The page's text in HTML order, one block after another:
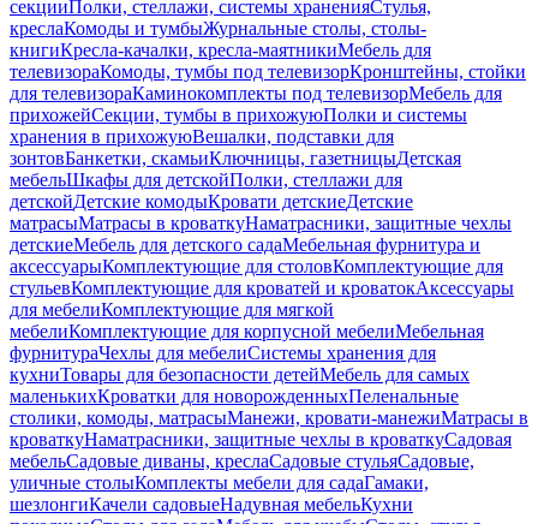
секцииПолки, стеллажи, системы храненияСтулья,
креслаКомоды и тумбыЖурнальные столы, столы-
книгиКресла-качалки, кресла-маятникиМебель для
телевизораКомоды, тумбы под телевизорКронштейны, стойки
для телевизораКаминокомплекты под телевизорМебель для
прихожейСекции, тумбы в прихожуюПолки и системы
хранения в прихожуюВешалки, подставки для
зонтовБанкетки, скамьиКлючницы, газетницыДетская
мебельШкафы для детскойПолки, стеллажи для
детскойДетские комодыКровати детскиеДетские
матрасыМатрасы в кроваткуНаматрасники, защитные чехлы
детскиеМебель для детского садаМебельная фурнитура и
аксессуарыКомплектующие для столовКомплектующие для
стульевКомплектующие для кроватей и кроватокАксессуары
для мебелиКомплектующие для мягкой
мебелиКомплектующие для корпусной мебелиМебельная
фурнитураЧехлы для мебелиСистемы хранения для
кухниТовары для безопасности детейМебель для самых
маленькихКроватки для новорожденныхПеленальные
столики, комоды, матрасыМанежи, кровати-манежиМатрасы в
кроваткуНаматрасники, защитные чехлы в кроваткуСадовая
мебельСадовые диваны, креслаСадовые стульяСадовые,
уличные столыКомплекты мебели для садаГамаки,
шезлонгиКачели садовыеНадувная мебельКухни